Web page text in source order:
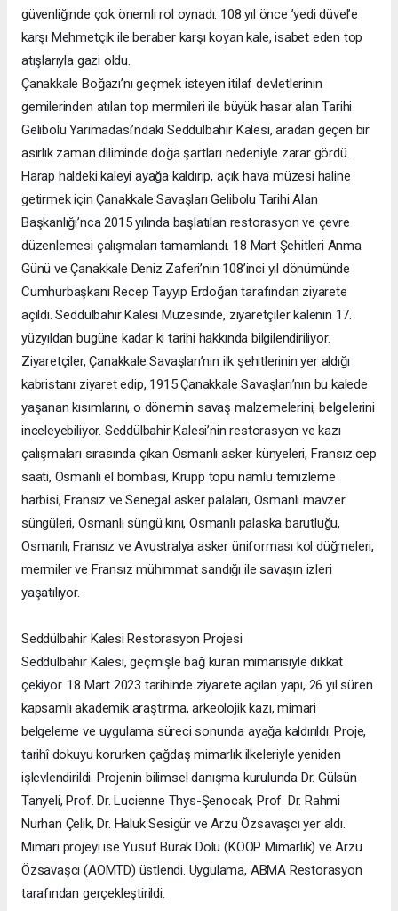
güvenliğinde çok önemli rol oynadı. 108 yıl önce ’yedi düvel’e
karşı Mehmetçik ile beraber karşı koyan kale, isabet eden top
atışlarıyla gazi oldu.
Çanakkale Boğazı’nı geçmek isteyen itilaf devletlerinin
gemilerinden atılan top mermileri ile büyük hasar alan Tarihi
Gelibolu Yarımadası’ndaki Seddülbahir Kalesi, aradan geçen bir
asırlık zaman diliminde doğa şartları nedeniyle zarar gördü.
Harap haldeki kaleyi ayağa kaldırıp, açık hava müzesi haline
getirmek için Çanakkale Savaşları Gelibolu Tarihi Alan
Başkanlığı’nca 2015 yılında başlatılan restorasyon ve çevre
düzenlemesi çalışmaları tamamlandı. 18 Mart Şehitleri Anma
Günü ve Çanakkale Deniz Zaferi’nin 108’inci yıl dönümünde
Cumhurbaşkanı Recep Tayyip Erdoğan tarafından ziyarete
açıldı. Seddülbahir Kalesi Müzesinde, ziyaretçiler kalenin 17.
yüzyıldan bugüne kadar ki tarihi hakkında bilgilendiriliyor.
Ziyaretçiler, Çanakkale Savaşları’nın ilk şehitlerinin yer aldığı
kabristanı ziyaret edip, 1915 Çanakkale Savaşları’nın bu kalede
yaşanan kısımlarını, o dönemin savaş malzemelerini, belgelerini
inceleyebiliyor. Seddülbahir Kalesi’nin restorasyon ve kazı
çalışmaları sırasında çıkan Osmanlı asker künyeleri, Fransız cep
saati, Osmanlı el bombası, Krupp topu namlu temizleme
harbisi, Fransız ve Senegal asker palaları, Osmanlı mavzer
süngüleri, Osmanlı süngü kını, Osmanlı palaska barutluğu,
Osmanlı, Fransız ve Avustralya asker üniforması kol düğmeleri,
mermiler ve Fransız mühimmat sandığı ile savaşın izleri
yaşatılıyor.
Seddülbahir Kalesi Restorasyon Projesi
Seddülbahir Kalesi, geçmişle bağ kuran mimarisiyle dikkat
çekiyor. 18 Mart 2023 tarihinde ziyarete açılan yapı, 26 yıl süren
kapsamlı akademik araştırma, arkeolojik kazı, mimari
belgeleme ve uygulama süreci sonunda ayağa kaldırıldı. Proje,
tarihî dokuyu korurken çağdaş mimarlık ilkeleriyle yeniden
işlevlendirildi. Projenin bilimsel danışma kurulunda Dr. Gülsün
Tanyeli, Prof. Dr. Lucienne Thys-Şenocak, Prof. Dr. Rahmi
Nurhan Çelik, Dr. Haluk Sesigür ve Arzu Özsavaşcı yer aldı.
Mimari projeyi ise Yusuf Burak Dolu (KOOP Mimarlık) ve Arzu
Özsavaşcı (AOMTD) üstlendi. Uygulama, ABMA Restorasyon
tarafından gerçekleştirildi.